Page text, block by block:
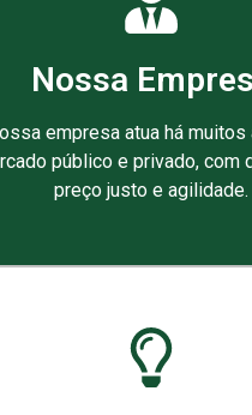
Nossa
empresa atua há muitos
público e privado, com
preço justo e agilidade.